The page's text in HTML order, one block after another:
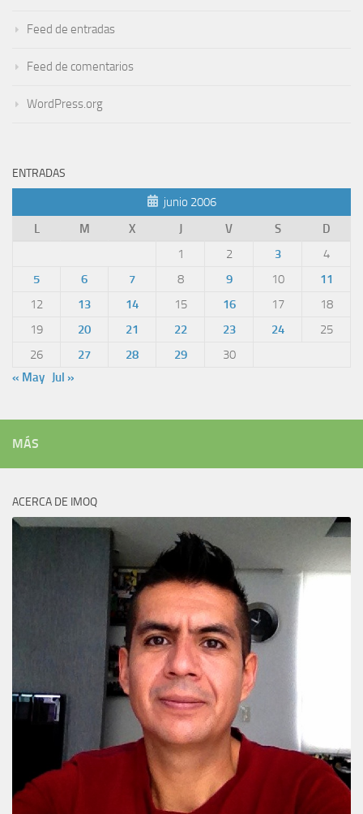
Feed de entradas
Feed de comentarios
WordPress.org
ENTRADAS
junio 2006
L
M X J V S
D
1
2 3
4
5
6 7 8 9 10
11
12
13 14 15 16 17
18
19
20 21 22 23 24
25
26
27 28 29
30
« May Jul »
MÁS
ACERCA DE IMOQ